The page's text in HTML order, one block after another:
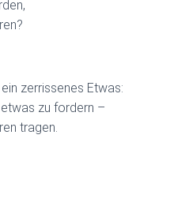
zerrissenes Etwas:
zu fordern –
tragen.